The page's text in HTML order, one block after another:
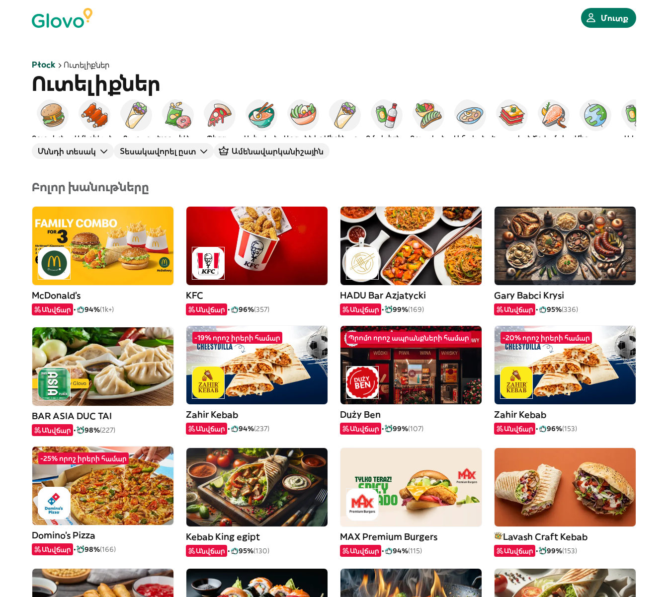
Մուտք
Płock Ուտելիքներ
Ուտելիքներ
Ամերիկյան Քյաբաբ Պիցցա Ասիական Աղցաններ Բուսական Լեհական Իտալական Ալկոհոլ
Սննդի տեսակ Տեսակավորել ըստ Ամենավարկանիշային
Բոլոր խանութները
McDonald's
Անվճար 94%(1k+)
KFC
Անվճար 96%(357)
HADU Bar Azjatycki
Անվճար 99%(169)
Gary Babci Krysi
Անվճար 95%(336)
BAR ASIA DUC TAI
Անվճար 98%(227)
-19% որոշ իրերի համար
Zahir Kebab
Անվճար 94%(237)
Պրոմո որոշ ապրանքների համար
Duży Ben
Անվճար 99%(107)
-20% որոշ իրերի համար
Zahir Kebab
Անվճար 96%(153)
-25% որոշ իրերի համար
Domino's Pizza
Անվճար 98%(166)
Kebab King egipt
Անվճար 95%(130)
MAX Premium Burgers
Անվճար 94%(115)
Lavash Craft Kebab
Անվճար 99%(153)